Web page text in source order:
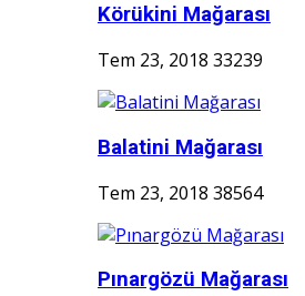
Körükini Mağarası
Tem 23, 2018 33239
Balatini Mağarası
Tem 23, 2018 38564
Pınargözü Mağarası